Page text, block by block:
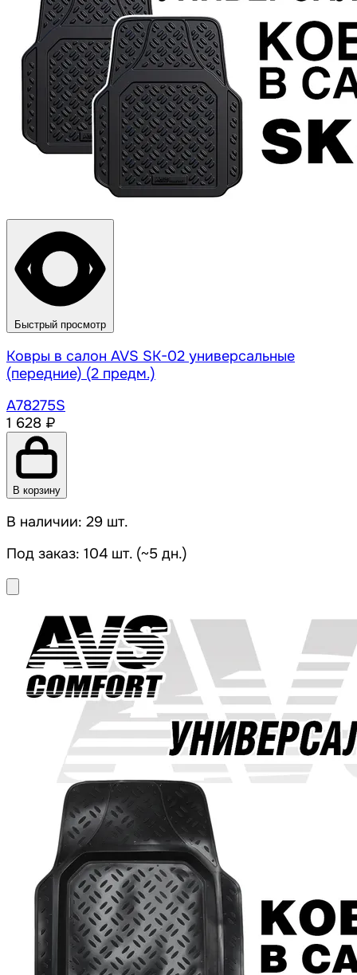
Быстрый просмотр
Ковры в салон AVS SK-02 универсальные
(передние) (2 предм.)
A78275S
1 628 ₽
В корзину
В наличии: 29 шт.
Под заказ: 104 шт. (~5 дн.)